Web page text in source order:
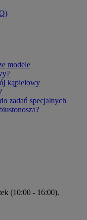
modele
kąpielowy
zadań specjalnych
(10:00 - 16:00).